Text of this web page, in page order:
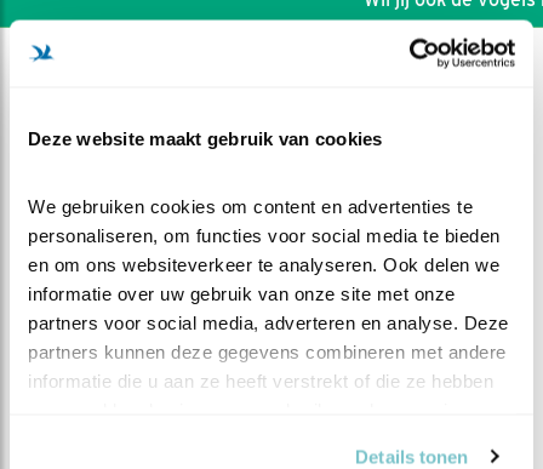
Deze website maakt gebruik van cookies
We gebruiken cookies om content en advertenties te
personaliseren, om functies voor social media te bieden
en om ons websiteverkeer te analyseren. Ook delen we
informatie over uw gebruik van onze site met onze
partners voor social media, adverteren en analyse. Deze
partners kunnen deze gegevens combineren met andere
informatie die u aan ze heeft verstrekt of die ze hebben
Details tonen